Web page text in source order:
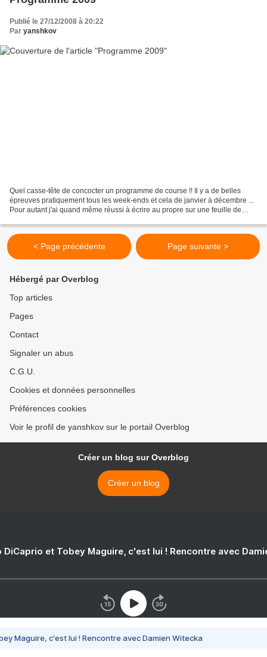
Publié le 27/12/2008 à 20:22
Par yanshkov
Quel casse-tête de concocter un programme de course !! Il y a de belles
épreuves pratiquement tous les week-ends et cela de janvier à décembre ...
Pour autant j'ai quand même réussi à écrire au propre sur une feuille de
< Page précédente Page suivante >
Hébergé par Overblog
Top articles
Pages
Contact
Signaler un abus
C.G.U.
Cookies et données personnelles
Préférences cookies
Voir le profil de yanshkov sur le portail Overblog
Créer un blog sur Overblog
Créer un blog
DiCaprio et Tobey Maguire, c'est lui ! Rencontre avec
Maguire, c'est lui ! Rencontre avec Damien Witecka